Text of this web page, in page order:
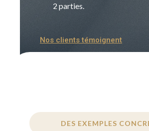
2 parties.
Nos clients témoignent
DES EXEMPLES